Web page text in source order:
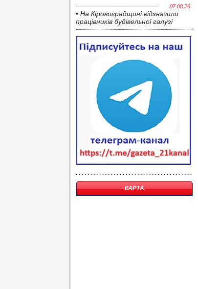
07.08.26
• На Кіровоградщині відзначили
працівників будівельної галузі
КАРТА